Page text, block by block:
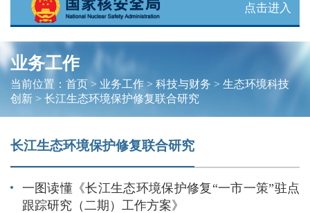
点击进入
业务工作
当前位置： 首页> 业务工作> 科技与财务 > 生态环境科技
创新> 长江生态环境保护修复联合研究
长江生态环境保护修复联合研究
一图读懂《长江生态环境保护修复“一市一策”驻点
跟踪研究（二期）工作方案》